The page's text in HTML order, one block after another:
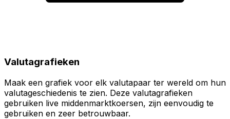
Valutagrafieken
Maak een grafiek voor elk valutapaar ter wereld om hun
valutageschiedenis te zien. Deze valutagrafieken
gebruiken live middenmarktkoersen, zijn eenvoudig te
gebruiken en zeer betrouwbaar.